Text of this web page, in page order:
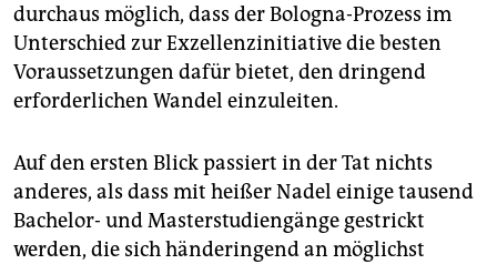
durchaus möglich, dass der Bologna-Prozess im
Unterschied zur Exzellenzinitiative die besten
Voraussetzungen dafür bietet, den dringend
erforderlichen Wandel einzuleiten.
Auf den ersten Blick passiert in der Tat nichts
anderes, als dass mit heißer Nadel einige tausend
Bachelor- und Masterstudiengänge gestrickt
werden, die sich händeringend an möglichst